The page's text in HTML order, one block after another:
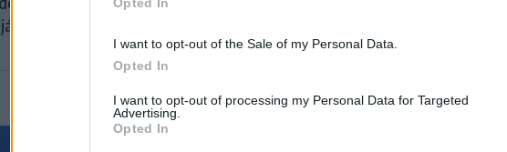
I want to opt-out of the Sale of my Personal Data.
Opted In
I want to opt-out of processing my Personal Data for Targeted
Advertising.
Opted In